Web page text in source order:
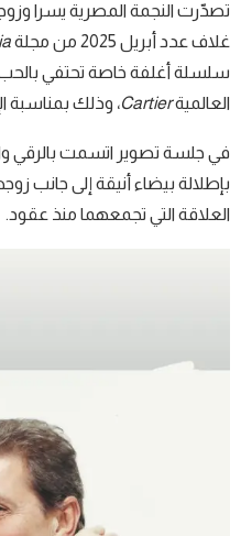
تصدّرت النجمة المصرية يسرا
غلاف عدد أبريل 2025 من مجلة
سلسلة أغلفة خاصة تحتفي بالحب
العالميةCartier، وذلك بمناسبة الإصدار
في جلسة تصوير اتسمت بالرقي
بإطلالة بيضاء أنيقة إلى جانب
العلاقة التي تجمعهما منذ عقود.